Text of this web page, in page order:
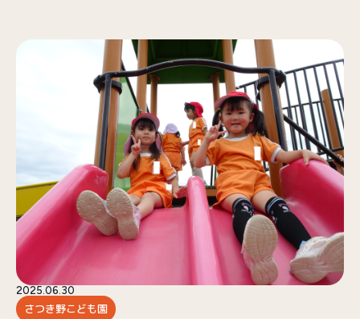
2025.06.30
さつき野こども園